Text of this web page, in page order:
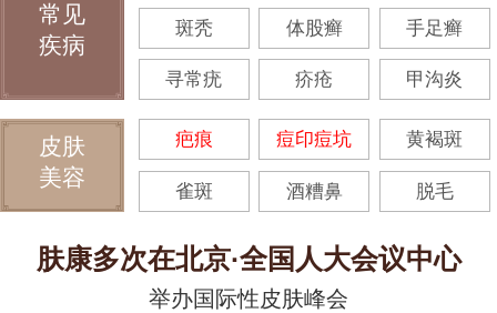
常见
疾病
斑秃 体股癣 手足癣
寻常疣 疥疮 甲沟炎
皮肤
美容
疤痕 痘印痘坑 黄褐斑
雀斑 酒糟鼻 脱毛
肤康多次在北京·全国人大会议中心
举办国际性皮肤峰会